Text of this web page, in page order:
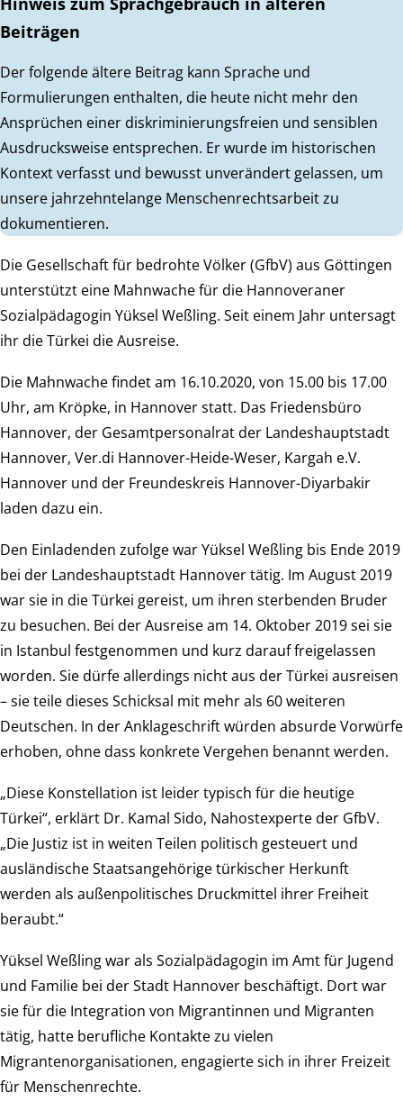
Beiträgen
Der folgende ältere Beitrag kann Sprache und
Formulierungen enthalten, die heute nicht mehr den
Ansprüchen einer diskriminierungsfreien und sensiblen
Ausdrucksweise entsprechen. Er wurde im historischen
Kontext verfasst und bewusst unverändert gelassen, um
unsere jahrzehntelange Menschenrechtsarbeit zu
dokumentieren.
Die Gesellschaft für bedrohte Völker (GfbV) aus Göttingen
unterstützt eine Mahnwache für die Hannoveraner
Sozialpädagogin Yüksel Weßling. Seit einem Jahr untersagt
ihr die Türkei die Ausreise.
Die Mahnwache findet am 16.10.2020, von 15.00 bis 17.00
Uhr, am Kröpke, in Hannover statt. Das Friedensbüro
Hannover, der Gesamtpersonalrat der Landeshauptstadt
Hannover, Ver.di Hannover-Heide-Weser, Kargah e.V.
Hannover und der Freundeskreis Hannover-Diyarbakir
laden dazu ein.
Den Einladenden zufolge war Yüksel Weßling bis Ende 2019
bei der Landeshauptstadt Hannover tätig. Im August 2019
war sie in die Türkei gereist, um ihren sterbenden Bruder
zu besuchen. Bei der Ausreise am 14. Oktober 2019 sei sie
in Istanbul festgenommen und kurz darauf freigelassen
worden. Sie dürfe allerdings nicht aus der Türkei ausreisen
– sie teile dieses Schicksal mit mehr als 60 weiteren
Deutschen. In der Anklageschrift würden absurde Vorwürfe
erhoben, ohne dass konkrete Vergehen benannt werden.
„Diese Konstellation ist leider typisch für die heutige
Türkei“, erklärt Dr. Kamal Sido, Nahostexperte der GfbV.
„Die Justiz ist in weiten Teilen politisch gesteuert und
ausländische Staatsangehörige türkischer Herkunft
werden als außenpolitisches Druckmittel ihrer Freiheit
beraubt.“
Yüksel Weßling war als Sozialpädagogin im Amt für Jugend
und Familie bei der Stadt Hannover beschäftigt. Dort war
sie für die Integration von Migrantinnen und Migranten
tätig, hatte berufliche Kontakte zu vielen
Migrantenorganisationen, engagierte sich in ihrer Freizeit
für Menschenrechte.